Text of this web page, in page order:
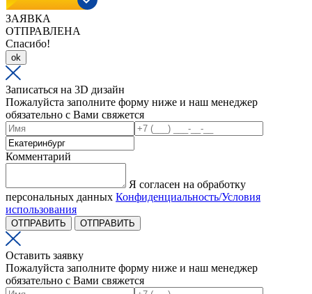
ЗАЯВКА
ОТПРАВЛЕНА
Спасибо!
ok
Записаться на 3D дизайн
Пожалуйста заполните форму ниже и наш менеджер
обязательно с Вами свяжется
Комментарий
Я согласен на обработку
персональных данных Конфиденциальность/Условия
использования
ОТПРАВИТЬ ОТПРАВИТЬ
Оставить заявку
Пожалуйста заполните форму ниже и наш менеджер
обязательно с Вами свяжется